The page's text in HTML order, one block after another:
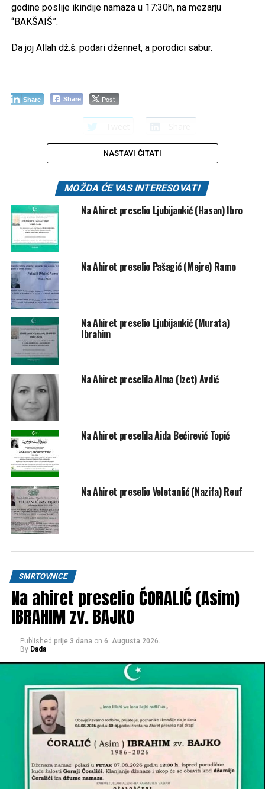
godine poslije ikindije namaza u 17:30h, na mezarju
“BAKŠAIŠ”.
Da joj Allah dž.š. podari džennet, a porodici sabur.
Share Post
Share
Mail
POVEZANE TEME: SMRTOVNICE
UP NEXT
Na Ahiret preselio Šahinović (Safeta) Harun
DON'T MISS
Na Ahiret preselila Ljubijankić (rođ. Bosnić) Senada
NASTAVI ČITATI
MOŽDA ĆE VAS INTERESOVATI
Na Ahiret preselio Ljubijankić (Hasan) Ibro
Na Ahiret preselio Pašagić (Mejre) Ramo
Na Ahiret preselio Ljubijankić (Murata)
Ibrahim
Na Ahiret preselila Alma (Izet) Avdić
Na Ahiret preselila Aida Bećirević Topić
Na Ahiret preselio Veletanlić (Nazifa) Reuf
SMRTOVNICE
Na ahiret preselio ĆORALIĆ (Asim)
IBRAHIM zv. BAJKO
Published prije 3 dana on 6. Augusta 2026.
By Dada